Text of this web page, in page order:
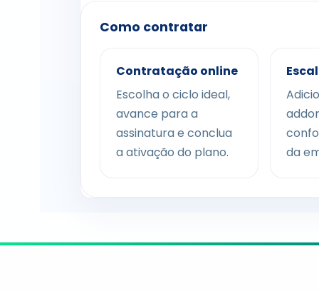
Como contratar
Contratação online
Escolha o ciclo ideal,
avance para a
assinatura e conclua
a ativação do plano.
da